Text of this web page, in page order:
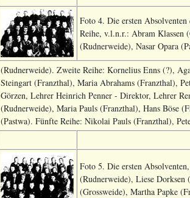
Foto 4. Die ersten
Reihe, v.l.n.r.: Abram Klassen
(Rudnerweide), Nasar Opara
(Rudnerweide). Zweite Reihe: Kornelius Enns (?),
Steingart (Franzthal), Maria Abrahams (Franzthal),
Görzen, Lehrer Heinrich Penner - Direktor, Lehrer
(Rudnerweide), Maria Pauls (Franzthal), Hans Böse
(Pastwa). Fünfte Reihe: Nikolai Pauls (Franzthal),
Foto 5. Die ersten
(Rudnerweide), Liese Dorksen
(Grossweide), Martha Papke